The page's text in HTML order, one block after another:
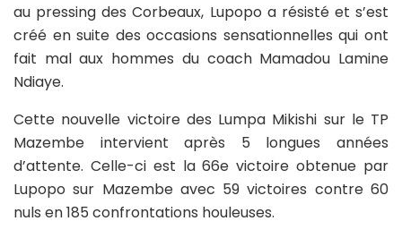
au pressing des Corbeaux, Lupopo a résisté et s’est
créé en suite des occasions sensationnelles qui ont
fait mal aux hommes du coach Mamadou Lamine
Ndiaye.
Cette nouvelle victoire des Lumpa Mikishi sur le TP
Mazembe intervient après 5 longues années
d’attente. Celle-ci est la 66e victoire obtenue par
Lupopo sur Mazembe avec 59 victoires contre 60
nuls en 185 confrontations houleuses.